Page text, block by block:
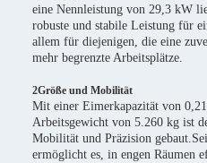
eine Nennleistung von 29,3 kW
robuste und stabile Leistung für
allem für diejenigen, die eine
mehr begrenzte Arbeitsplätze.
2Größe und Mobilität
Mit einer Eimerkapazität von
Arbeitsgewicht von 5.260 kg ist
Mobilität und Präzision
ermöglicht es, in engen Räumen